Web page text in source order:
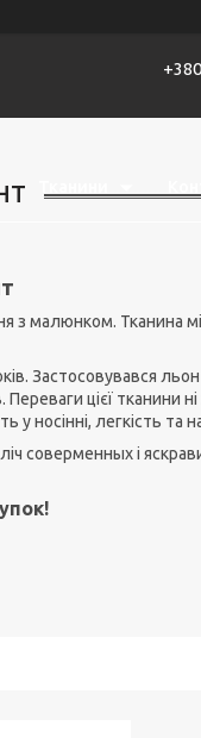
з малюнком. Тканина
Застосовувався льон
цієї тканини
у носінні, легкість та
соверменных і